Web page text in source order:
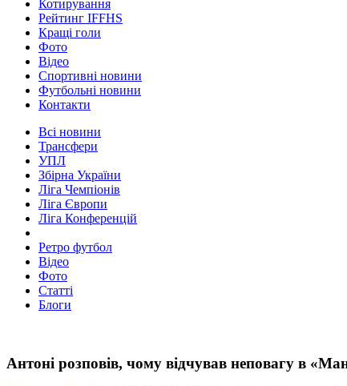
Котирування
Рейтинг IFFHS
Кращі голи
Фото
Відео
Спортивні новини
Футбольні новини
Контакти
Всі новини
Трансфери
УПЛ
Збірна України
Ліга Чемпіонів
Ліга Європи
Ліга Конференцій
Ретро футбол
Відео
Фото
Статті
Блоги
Антоні розповів, чому відчував неповагу в